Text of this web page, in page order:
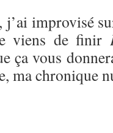
j’ai improvisé
viens de finir
ça vous
ma chronique